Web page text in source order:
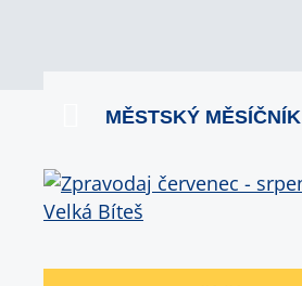
MĚSTSKÝ MĚSÍČNÍK